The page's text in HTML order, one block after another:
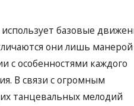
базовые
они лишь
с особенностями каждого
В связи с огромным
танцевальных мелодий